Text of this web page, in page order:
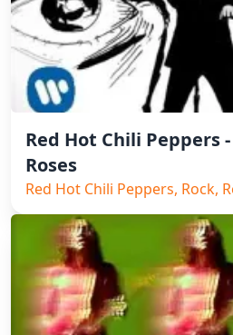
Red Hot Chili Peppers
Roses
Red Hot Chili Peppers, Rock,